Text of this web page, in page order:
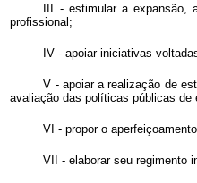
III - estimular a expansão,
profissional;
IV - apoiar iniciativas
V - apoiar a realização de
avaliação das políticas públicas de
VI - propor o
VII - elaborar seu regimento